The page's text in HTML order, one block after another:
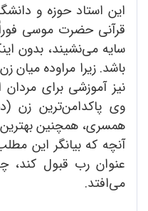
این استاد حوزه و
قرآنی حضرت موسی
سایه می‌نشیند، بدون
باشد. زیرا مراوده میان
نیز آموزشی برای
وی پاکدامن‌ترین زن
همسری، همچنین
آنچه که بیانگر این
عنوان رب قبول کند،
می‌افتد.